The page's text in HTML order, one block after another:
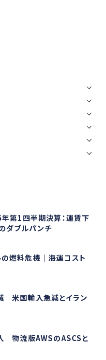
第1四半期決算：運賃下
ダブルパンチ
燃料危機｜海運コスト
｜米国輸入急減とイラン
｜物流版AWSのASCSと